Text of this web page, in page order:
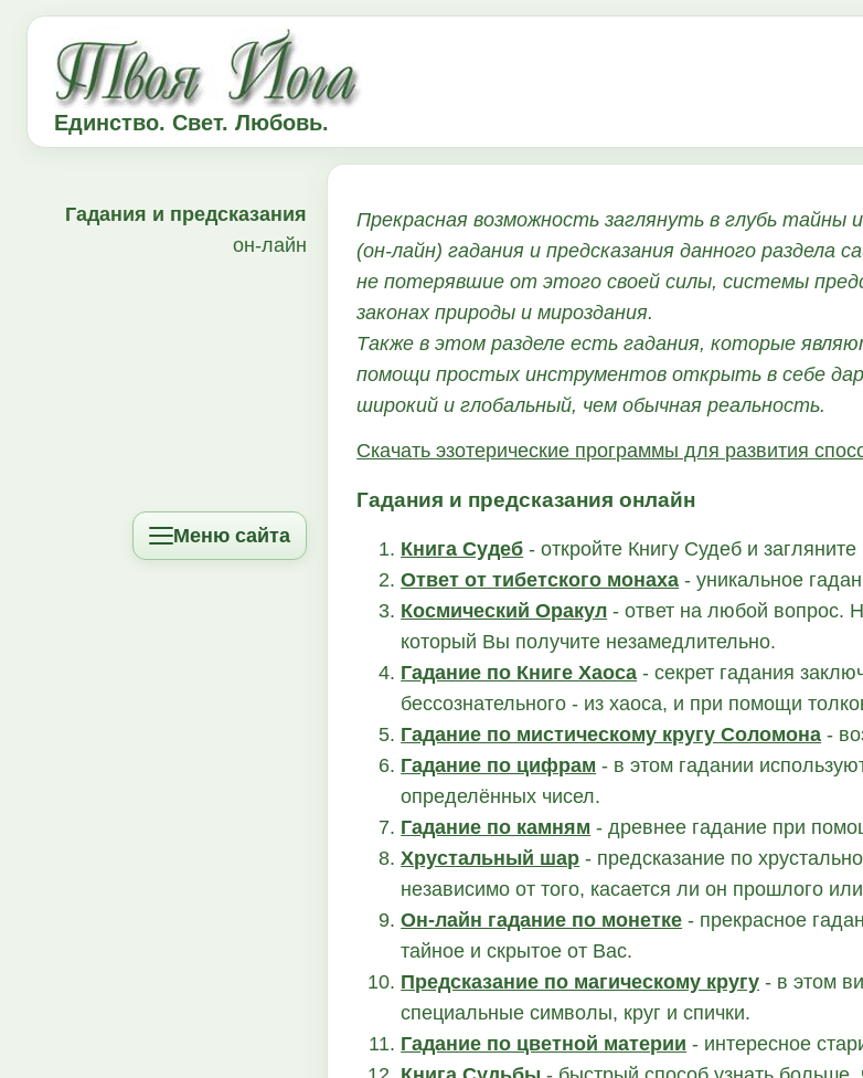
Единство. Свет. Любовь.
Гадания и предсказания
он-лайн
Меню сайта
Прекрасная возможность заглянуть в глубь
(он-лайн) гадания и предсказания данного
не потерявшие от этого своей силы, системы
законах природы и мироздания.
Также в этом разделе есть гадания, которые
помощи простых инструментов открыть в себе
широкий и глобальный, чем обычная реальность.
Скачать эзотерические программы для развития
Гадания и предсказания онлайн
Книга Судеб - откройте Книгу Судеб и
Ответ от тибетского монаха - уникальное
Космический Оракул - ответ на любой вопрос.
который Вы получите незамедлительно.
Гадание по Книге Хаоса - секрет гадания
бессознательного - из хаоса, и при помощи
Гадание по мистическому кругу Соломона -
Гадание по цифрам - в этом гадании
определённых чисел.
Гадание по камням - древнее гадание при
Хрустальный шар - предсказание по
независимо от того, касается ли он прошлого
Он-лайн гадание по монетке - прекрасное
тайное и скрытое от Вас.
Предсказание по магическому кругу - в этом
специальные символы, круг и спички.
Гадание по цветной материи - интересное